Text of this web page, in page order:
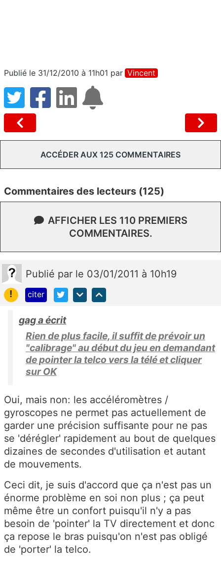
Publié le 31/12/2010 à 11h01 par Vincent
ACCÉDER AUX 125 COMMENTAIRES
Commentaires des lecteurs (125)
AFFICHER LES 110 PREMIERS
COMMENTAIRES.
Publié par le 03/01/2011 à 10h19
!
citer
gag a écrit
Rien de plus facile, il suffit de prévoir un
"calibrage" au début du jeu en demandant
de pointer la telco vers la télé et cliquer
sur OK
Oui, mais non: les accéléromètres /
gyroscopes ne permet pas actuellement de
garder une précision suffisante pour ne pas
se 'dérégler' rapidement au bout de quelques
dizaines de secondes d'utilisation et autant
de mouvements.
Ceci dit, je suis d'accord que ça n'est pas un
énorme problème en soi non plus ; ça peut
même être un confort puisqu'il n'y a pas
besoin de 'pointer' la TV directement et donc
ça repose le bras puisqu'on n'est pas obligé
de 'porter' la telco.